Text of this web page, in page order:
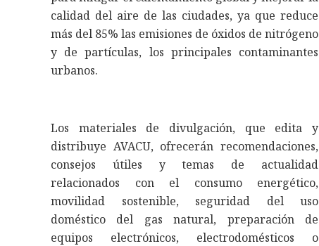
calidad del aire de las ciudades, ya que reduce
más del 85% las emisiones de óxidos de nitrógeno
y de partículas, los principales contaminantes
urbanos.
Los materiales de divulgación, que edita y
distribuye AVACU, ofrecerán recomendaciones,
consejos útiles y temas de actualidad
relacionados con el consumo energético,
movilidad sostenible, seguridad del uso
doméstico del gas natural, preparación de
equipos electrónicos, electrodomésticos o